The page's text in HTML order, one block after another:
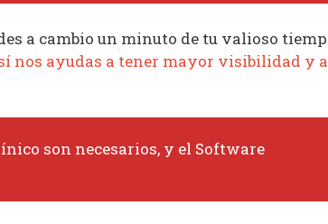
a cambio un minuto de tu valioso
nos ayudas a tener mayor visibilidad y a
son necesarios, y el Software